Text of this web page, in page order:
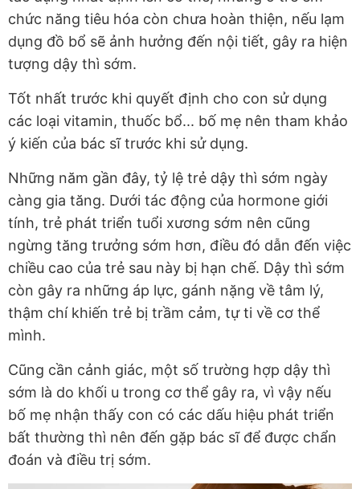
chức năng tiêu hóa còn chưa hoàn thiện, nếu lạm
dụng đồ bổ sẽ ảnh hưởng đến nội tiết, gây ra hiện
tượng dậy thì sớm.
Tốt nhất trước khi quyết định cho con sử dụng
các loại vitamin, thuốc bổ... bố mẹ nên tham khảo
ý kiến của bác sĩ trước khi sử dụng.
Những năm gần đây, tỷ lệ trẻ dậy thì sớm ngày
càng gia tăng. Dưới tác động của hormone giới
tính, trẻ phát triển tuổi xương sớm nên cũng
ngừng tăng trưởng sớm hơn, điều đó dẫn đến việc
chiều cao của trẻ sau này bị hạn chế. Dậy thì sớm
còn gây ra những áp lực, gánh nặng về tâm lý,
thậm chí khiến trẻ bị trầm cảm, tự ti về cơ thể
mình.
Cũng cần cảnh giác, một số trường hợp dậy thì
sớm là do khối u trong cơ thể gây ra, vì vậy nếu
bố mẹ nhận thấy con có các dấu hiệu phát triển
bất thường thì nên đến gặp bác sĩ để được chẩn
đoán và điều trị sớm.